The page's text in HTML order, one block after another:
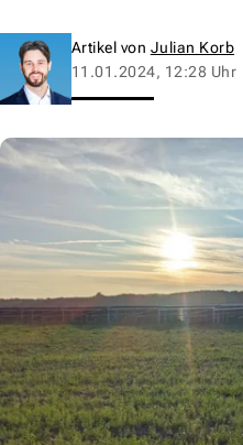
Artikel von Julian Korb
11.01.2024, 12:28 Uhr